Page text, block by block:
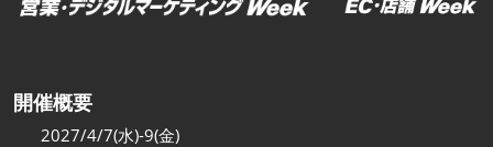
開催概要
2027/4/7(水)-9(金)